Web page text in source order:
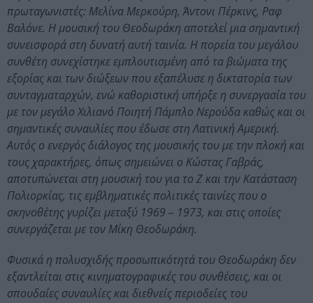
πρωταγωνιστές: Μελίνα Μερκούρη, Άντονι Πέρκινς, Ραφ
Βαλόνε. Η μουσική του Θεοδωράκη αποτελεί μια σημαντική
συνεισφορά στη δυνατή αυτή ταινία. Η πορεία του μεγάλου
συνθέτη συνεχίστηκε εμπλουτισμένη από τα βιώματα της
εξορίας και των διώξεων που εξαπέλυσε η δικτατορία των
συνταγματαρχών, ενώ καθοριστική υπήρξε η συνεργασία του
με τον μεγάλο Χιλιανό Ποιητή Πάμπλο Νερούδα καθώς και οι
σημαντικές συναυλίες που έδωσε στη Λατινική Αμερική.
Αυτός ο ενεργός διάλογος της μουσικής του με την πλοκή και
τους χαρακτήρες, όπως σημειώνει ο Κώστας Γαβράς,
αποτυπώνεται στη μουσική του για το Ζ και την Κατάσταση
Πολιορκίας, τις εμβληματικές πολιτικές ταινίες που ο
σκηνοθέτης γυρίζει μεταξύ 1969 – 1973, και στις οποίες
συνεργάζεται με τον Μίκη Θεοδωράκη.
Φυσικά η πολυσχιδής προσωπικότητά του Θεοδωράκη δεν
εξαντλείται στις κινηματογραφικές του συνθέσεις, και οι
σπουδαίες συναυλίες και διεθνείς περιοδείες του